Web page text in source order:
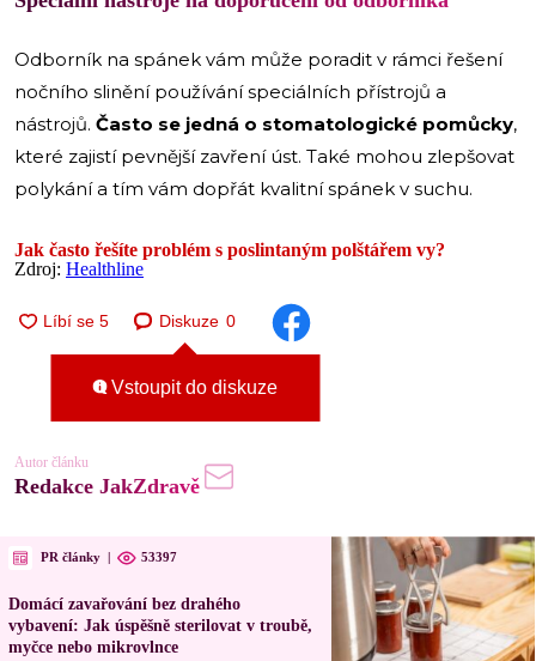
Odborník na spánek vám může poradit v rámci řešení
nočního slinění používání speciálních přístrojů a
nástrojů. Často se jedná o stomatologické pomůcky,
které zajistí pevnější zavření úst. Také mohou zlepšovat
polykání a tím vám dopřát kvalitní spánek v suchu.
Jak často řešíte problém s poslintaným polštářem vy?
Zdroj: Healthline
Diskuze 0
Vstoupit do diskuze
Autor článku
Redakce JakZdravě
PR články | 53397
Domácí zavařování bez drahého
vybavení: Jak úspěšně sterilovat v troubě,
myčce nebo mikrovlnce